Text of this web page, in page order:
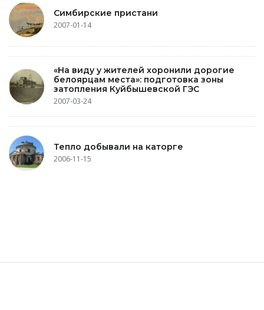
Симбирские пристани
2007-01-14
«На виду у жителей хоронили дорогие
белоярцам места»: подготовка зоны
затопления Куйбышевской ГЭС
2007-03-24
Тепло добывали на каторге
2006-11-15